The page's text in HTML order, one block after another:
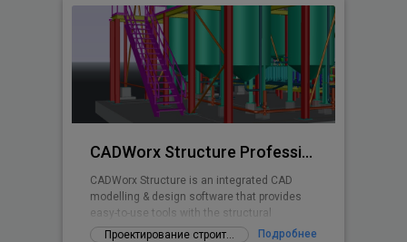
CADWorx Structure Professional
CADWorx Structure is an integrated CAD
modelling & design software that provides
easy-to-use tools with the structural
designer and engineer in mind.
Проектирование строительных конструкций Подробнее